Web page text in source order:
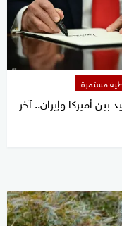
مستمرة
بين أميركا وإيران.. آخر